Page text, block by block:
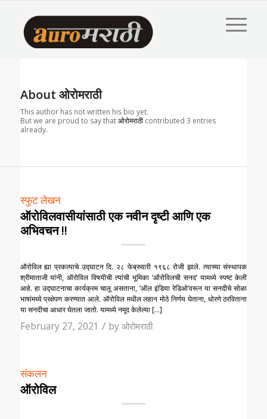
About ओरोमराठी
This author has not written his bio yet.
But we are proud to say thatओरोमराठीcontributed 3 entries
already.
स्फुट लेखन
ऑरोविलवासीयांसाठी एक नवीन दृष्टी आणि एक
अभिवचन !!
ऑरोविल ह्या प्रकल्पाचे उद्घाटन दि. २८ फेब्रुवारी १९६८ रोजी झाले. त्याच्या संस्थापक
श्रीमाताजी यांनी, ऑरोविल विषयीची त्यांची भूमिका ‘ऑरोविलची सनद’ यामध्ये स्पष्ट केली
आहे. हा उद्घाटनाचा कार्यक्रम चालू असताना, ‘ऑल इंडिया रेडिओ’वरून या सनदीचे सोळा
भाषांमध्ये प्रक्षेपण करण्यात आले. ऑरोविल मधील लहान मोठे निर्णय घेताना, धोरणे ठरविताना
या सनदीचा आधार घेतला जातो. यामध्ये नमूद केलेल्या […]
February 27, 2021 / byओरोमराठी
संकलन
ऑरोविल